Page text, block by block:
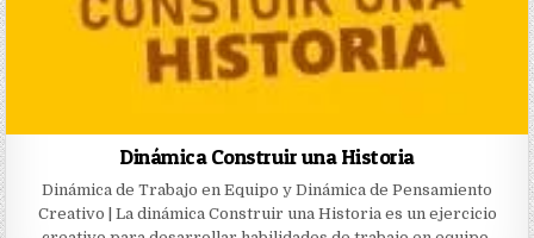
Dinámica Construir una Historia
Dinámica de Trabajo en Equipo y Dinámica de Pensamiento
Creativo | La dinámica Construir una Historia es un ejercicio